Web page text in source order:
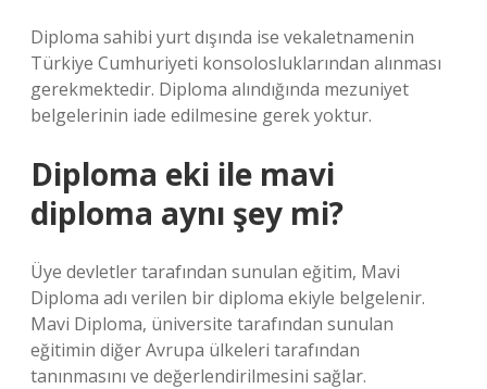
Diploma sahibi yurt dışında ise vekaletnamenin
Türkiye Cumhuriyeti konsolosluklarından alınması
gerekmektedir. Diploma alındığında mezuniyet
belgelerinin iade edilmesine gerek yoktur.
Diploma eki ile mavi
diploma aynı şey mi?
Üye devletler tarafından sunulan eğitim, Mavi
Diploma adı verilen bir diploma ekiyle belgelenir.
Mavi Diploma, üniversite tarafından sunulan
eğitimin diğer Avrupa ülkeleri tarafından
tanınmasını ve değerlendirilmesini sağlar.